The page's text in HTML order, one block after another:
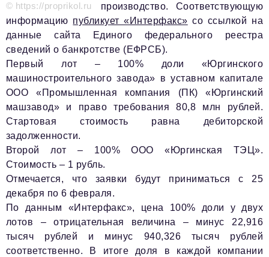
Видео
Телефон редакции: +7 495 727-01-67
Электронные почты редакции:
Информационный отдел
info@business-magazine.online
Отдел рекламы
reklama@business-magazine.online
Отдел распространения/редакционная подписка
podpiska@business-magazine.online
Отдел по работе с партнерами
partner@business-magazine.online
© https://proprikol.ru
производство. Соответствующую
информацию публикует «Интерфакс» со ссылкой на
данные сайта Единого федерального реестра
сведений о банкротстве (ЕФРСБ).
Первый лот – 100% доли «Юргинского
машиностроительного завода» в уставном капитале
ООО «Промышленная компания (ПК) «Юргинский
машзавод» и право требования 80,8 млн рублей.
Стартовая стоимость равна дебиторской
задолженности.
Второй лот – 100% ООО «Юргинская ТЭЦ».
Стоимость – 1 рубль.
Отмечается, что заявки будут приниматься с 25
декабря по 6 февраля.
По данным «Интерфакс», цена 100% доли у двух
лотов – отрицательная величина – минус 22,916
тысяч рублей и минус 940,326 тысяч рублей
соответственно. В итоге доля в каждой компании